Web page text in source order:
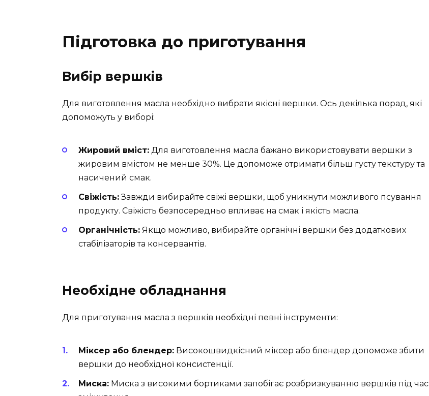
Підготовка до приготування
Вибір вершків
Для виготовлення масла необхідно вибрати якісні вершки. Ось декілька порад, які
допоможуть у виборі:
Жировий вміст: Для виготовлення масла бажано використовувати вершки з
жировим вмістом не менше 30%. Це допоможе отримати більш густу текстуру та
насичений смак.
Свіжість:Завжди вибирайте свіжі вершки, щоб уникнути можливого псування
продукту. Свіжість безпосередньо впливає на смак і якість масла.
Органічність: Якщо можливо, вибирайте органічні вершки без додаткових
стабілізаторів та консервантів.
Необхідне обладнання
Для приготування масла з вершків необхідні певні інструменти:
Міксер або блендер: Високошвидкісний міксер або блендер допоможе збити
вершки до необхідної консистенції.
Миска: Миска з високими бортиками запобігає розбризкуванню вершків під час